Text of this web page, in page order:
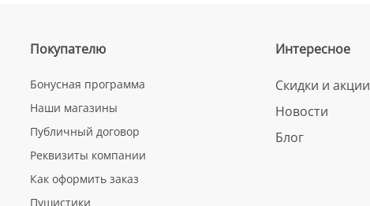
Покупателю
Бонусная программа
Наши магазины
Публичный договор
Реквизиты компании
Как оформить заказ
Пушистики
Интересное
Скидки и акции
Новости
Блог